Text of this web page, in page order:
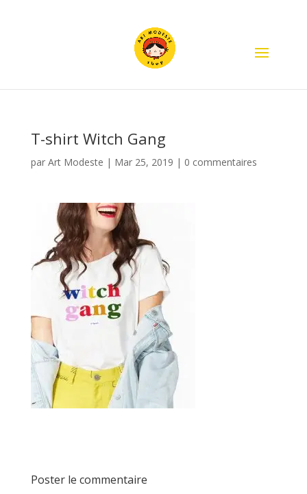
T-shirt Witch Gang
par Art Modeste | Mar 25, 2019 | 0 commentaires
Poster le commentaire